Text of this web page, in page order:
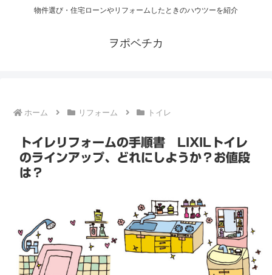
物件選び・住宅ローンやリフォームしたときのハウツーを紹介
ヲポベチカ
ホーム リフォーム トイレ
トイレリフォームの手順書 LIXILトイレ
のラインアップ、どれにしようか？お値段
は？